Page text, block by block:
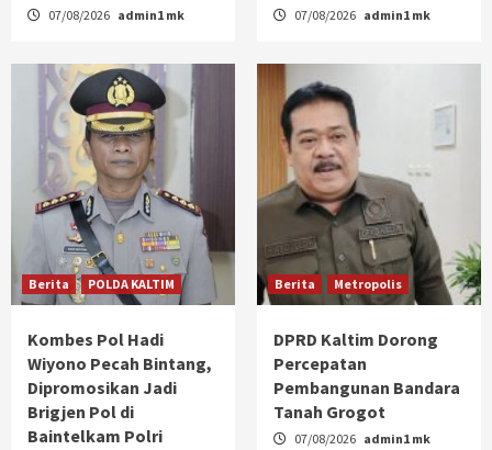
07/08/2026 admin1 mk 07/08/2026 admin1 mk
Berita POLDA KALTIM
Kombes Pol Hadi
Wiyono Pecah Bintang,
Dipromosikan Jadi
Brigjen Pol di
Baintelkam Polri
Berita Metropolis
DPRD Kaltim Dorong
Percepatan
Pembangunan Bandara
Tanah Grogot
07/08/2026 admin1 mk